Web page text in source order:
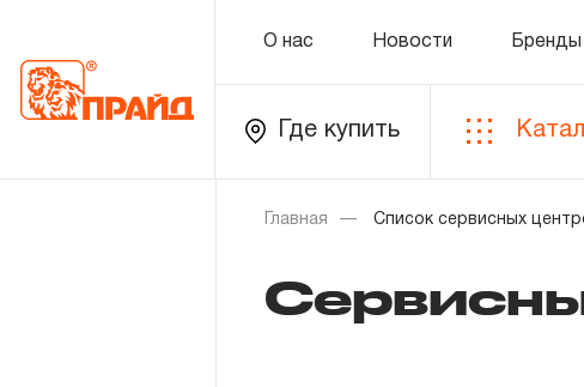
О нас Новости Бренды
Где купить
Каталог
Золотая лихорадка
Главная Список сервисных